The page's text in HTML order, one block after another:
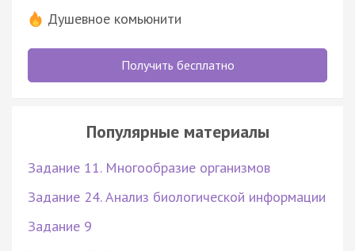
Душевное комьюнити
Получить бесплатно
Популярные материалы
Задание 11. Многообразие организмов
Задание 24. Анализ биологической информации
Задание 9